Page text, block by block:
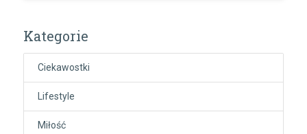
Kategorie
Ciekawostki
Lifestyle
Miłość